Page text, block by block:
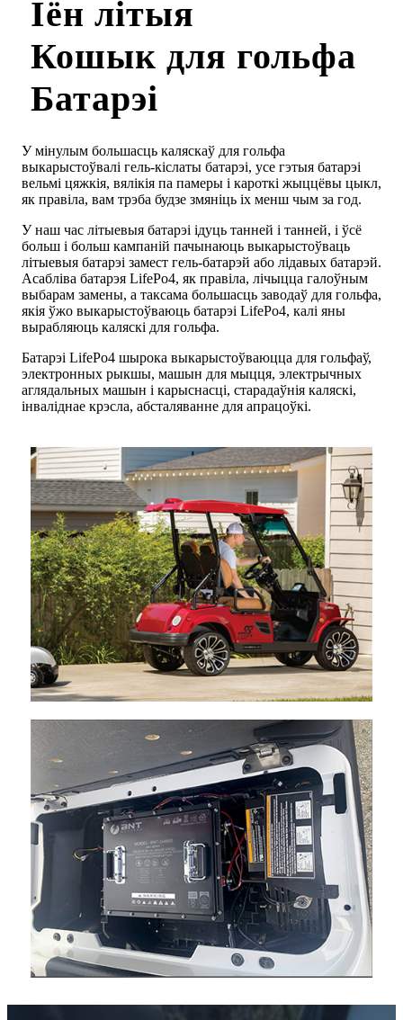
Іён літыя
Кошык для гольфа
Батарэі
У мінулым большасць каляскаў для гольфа
выкарыстоўвалі гель-кіслаты батарэі, усе гэтыя батарэі
вельмі цяжкія, вялікія па памеры і кароткі жыццёвы цыкл,
як правіла, вам трэба будзе змяніць іх менш чым за год.
У наш час літыевыя батарэі ідуць танней і танней, і ўсё
больш і больш кампаній пачынаюць выкарыстоўваць
літыевыя батарэі замест гель-батарэй або лідавых батарэй.
Асабліва батарэя LifePo4, як правіла, лічыцца галоўным
выбарам замены, а таксама большасць заводаў для гольфа,
якія ўжо выкарыстоўваюць батарэі LifePo4, калі яны
вырабляюць каляскі для гольфа.
Батарэі LifePo4 шырока выкарыстоўваюцца для гольфаў,
электронных рыкшы, машын для мыцця, электрычных
аглядальных машын і карыснасці, старадаўнія каляскі,
інваліднае крэсла, абсталяванне для апрацоўкі.